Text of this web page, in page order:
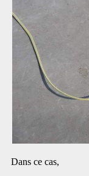
Dans ce cas,